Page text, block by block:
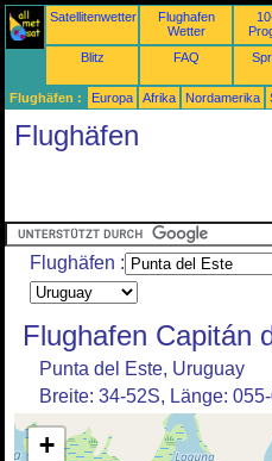
Satellitenwetter
Flughafen
Wetter
Blitz FAQ
Flughäfen : Europa Afrika Nordamerika
Flughäfen
Flughäfen :
Flughafen Capitán
Punta del Este, Uruguay
Breite: 34-52S, Länge:
+